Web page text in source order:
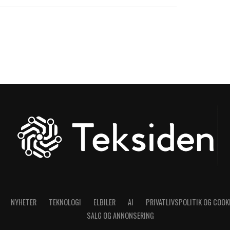
NYHETER TEKNOLOGI ELBILER AI PRIVATLIVSPOLITIK OG
SALG OG ANNONSERING